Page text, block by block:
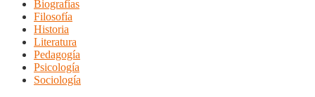
Biografías
Filosofía
Historia
Literatura
Pedagogía
Psicología
Sociología